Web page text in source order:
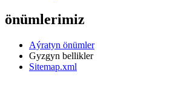
önümlerimiz
Aýratyn önümler
Gyzgyn bellikler
Sitemap.xml